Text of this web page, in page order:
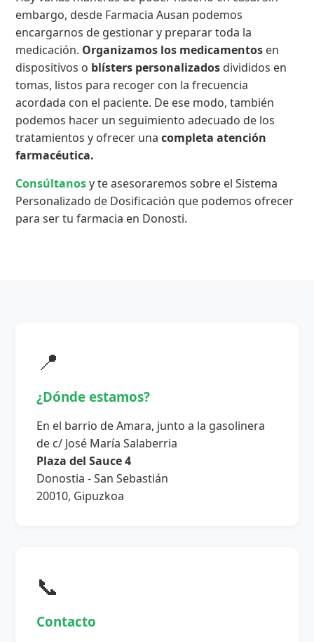
embargo, desde Farmacia Ausan podemos
encargarnos de gestionar y preparar toda la
medicación. Organizamos los medicamentos en
dispositivos o blísters personalizados divididos en
tomas, listos para recoger con la frecuencia
acordada con el paciente. De ese modo, también
podemos hacer un seguimiento adecuado de los
tratamientos y ofrecer unacompleta atención
farmacéutica.
Consúltanosy te asesoraremos sobre el Sistema
Personalizado de Dosificación que podemos ofrecer
para ser tu farmacia en Donosti.
📍
¿Dónde estamos?
En el barrio de Amara, junto a la gasolinera
de c/ José María Salaberria
Plaza del Sauce 4
Donostia - San Sebastián
20010, Gipuzkoa
📞
Contacto